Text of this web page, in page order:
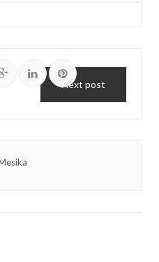
Next post